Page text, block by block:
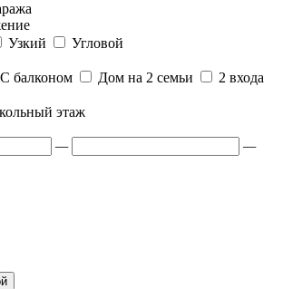
Узкий
Угловой
С балконом Дом на 2 семьи
2 входа
этаж
—
—